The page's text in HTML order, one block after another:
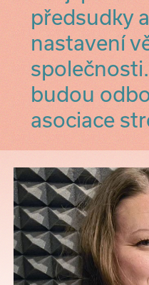
předsudky
nastavení
budou
asociace